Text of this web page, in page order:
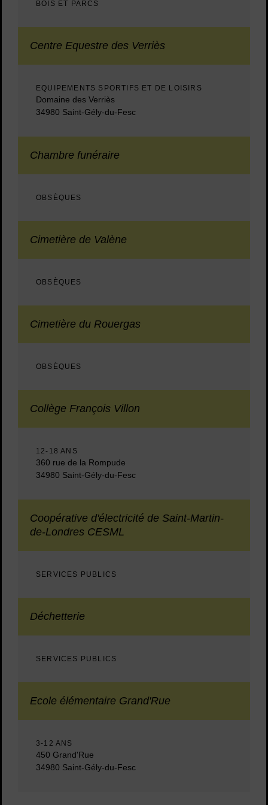
BOIS ET PARCS
Centre Equestre des Verriès
EQUIPEMENTS SPORTIFS ET DE LOISIRS
Domaine des Verriès
34980 Saint-Gély-du-Fesc
Chambre funéraire
OBSÈQUES
Cimetière de Valène
OBSÈQUES
Cimetière du Rouergas
OBSÈQUES
Collège François Villon
12-18 ANS
360 rue de la Rompude
34980 Saint-Gély-du-Fesc
Coopérative d'électricité de Saint-Martin-
de-Londres CESML
SERVICES PUBLICS
Déchetterie
SERVICES PUBLICS
Ecole élémentaire Grand'Rue
3-12 ANS
450 Grand'Rue
34980 Saint-Gély-du-Fesc